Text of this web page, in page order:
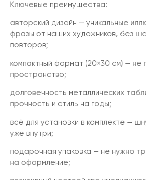
Ключевые преимущества:
авторский дизайн — уникальные
фразы от наших художников, без
повторов;
компактный формат (20×30 см) — не
пространство;
долговечность металлических
прочность и стиль на годы;
всё для установки в комплекте —
уже внутри;
подарочная упаковка — не нужно
на оформление;